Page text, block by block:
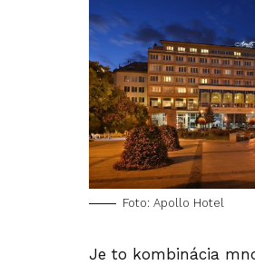
Foto: Apollo Hotel
Je to kombinácia